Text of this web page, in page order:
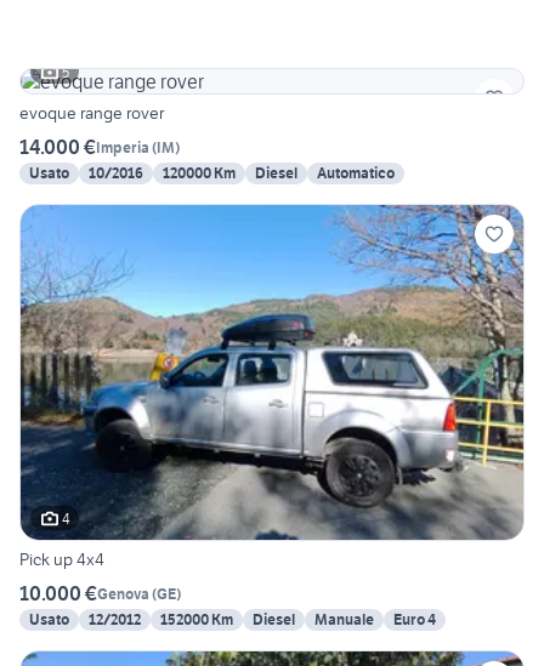
5
evoque range rover
14.000 €Imperia (IM)
Usato
10/2016 120000 Km Diesel Automatico
4
Pick up 4x4
10.000 €Genova (GE)
Usato
12/2012 152000 Km Diesel Manuale Euro 4